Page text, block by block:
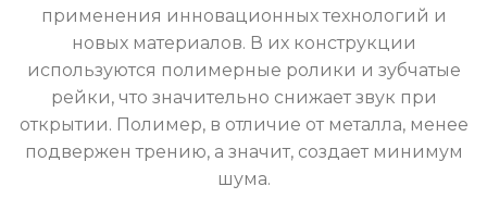
применения инновационных технологий и
новых материалов. В их конструкции
используются полимерные ролики и зубчатые
рейки, что значительно снижает звук при
открытии. Полимер, в отличие от металла, менее
подвержен трению, а значит, создает минимум
шума.